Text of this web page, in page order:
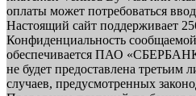
оплаты может потребоваться
Настоящий сайт поддерживает
Конфиденциальность
обеспечивается ПАО
не будет предоставлена третьим
случаев, предусмотренных